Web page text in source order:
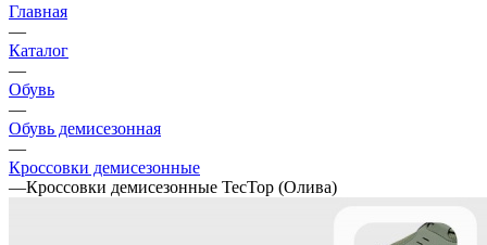
Главная
—
Каталог
—
Обувь
—
Обувь демисезонная
—
Кроссовки демисезонные
—Кроссовки демисезонные ТесТор (Олива)